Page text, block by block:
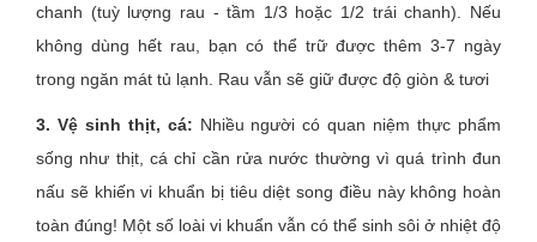
chanh (tuỳ lượng rau - tầm 1/3 hoặc 1/2 trái chanh). Nếu
không dùng hết rau, bạn có thể trữ được thêm 3-7 ngày
trong ngăn mát tủ lạnh. Rau vẫn sẽ giữ được độ giòn & tươi
3. Vệ sinh thịt, cá: Nhiều người có quan niệm thực phẩm
sống như thịt, cá chỉ cần rửa nước thường vì quá trình đun
nấu sẽ khiến vi khuẩn bị tiêu diệt song điều này không hoàn
toàn đúng! Một số loài vi khuẩn vẫn có thể sinh sôi ở nhiệt độ